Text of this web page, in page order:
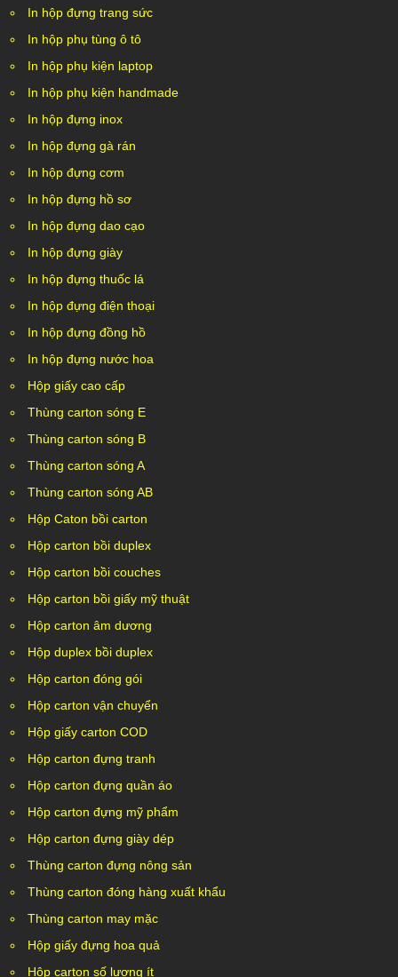
In hộp đựng trang sức
In hộp phụ tùng ô tô
In hộp phụ kiện laptop
In hộp phụ kiện handmade
In hộp đựng inox
In hộp đựng gà rán
In hộp đựng cơm
In hộp đựng hồ sơ
In hộp đựng dao cạo
In hộp đựng giày
In hộp đựng thuốc lá
In hộp đựng điện thoại
In hộp đựng đồng hồ
In hộp đựng nước hoa
Hộp giấy cao cấp
Thùng carton sóng E
Thùng carton sóng B
Thùng carton sóng A
Thùng carton sóng AB
Hộp Caton bồi carton
Hộp carton bồi duplex
Hộp carton bồi couches
Hộp carton bồi giấy mỹ thuật
Hộp carton âm dương
Hộp duplex bồi duplex
Hộp carton đóng gói
Hộp carton vận chuyển
Hộp giấy carton COD
Hộp carton đựng tranh
Hộp carton đựng quần áo
Hộp carton đựng mỹ phẩm
Hộp carton đựng giày dép
Thùng carton đựng nông sản
Thùng carton đóng hàng xuất khẩu
Thùng carton may mặc
Hộp giấy đựng hoa quả
Hộp carton số lượng ít